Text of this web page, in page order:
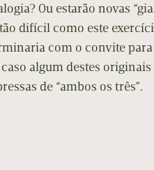
Ou estarão novas
difícil como este
com o convite para
algum destes
de “ambos os três”.